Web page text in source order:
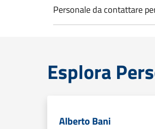
Personale da contattare
Esplora
Alberto Bani